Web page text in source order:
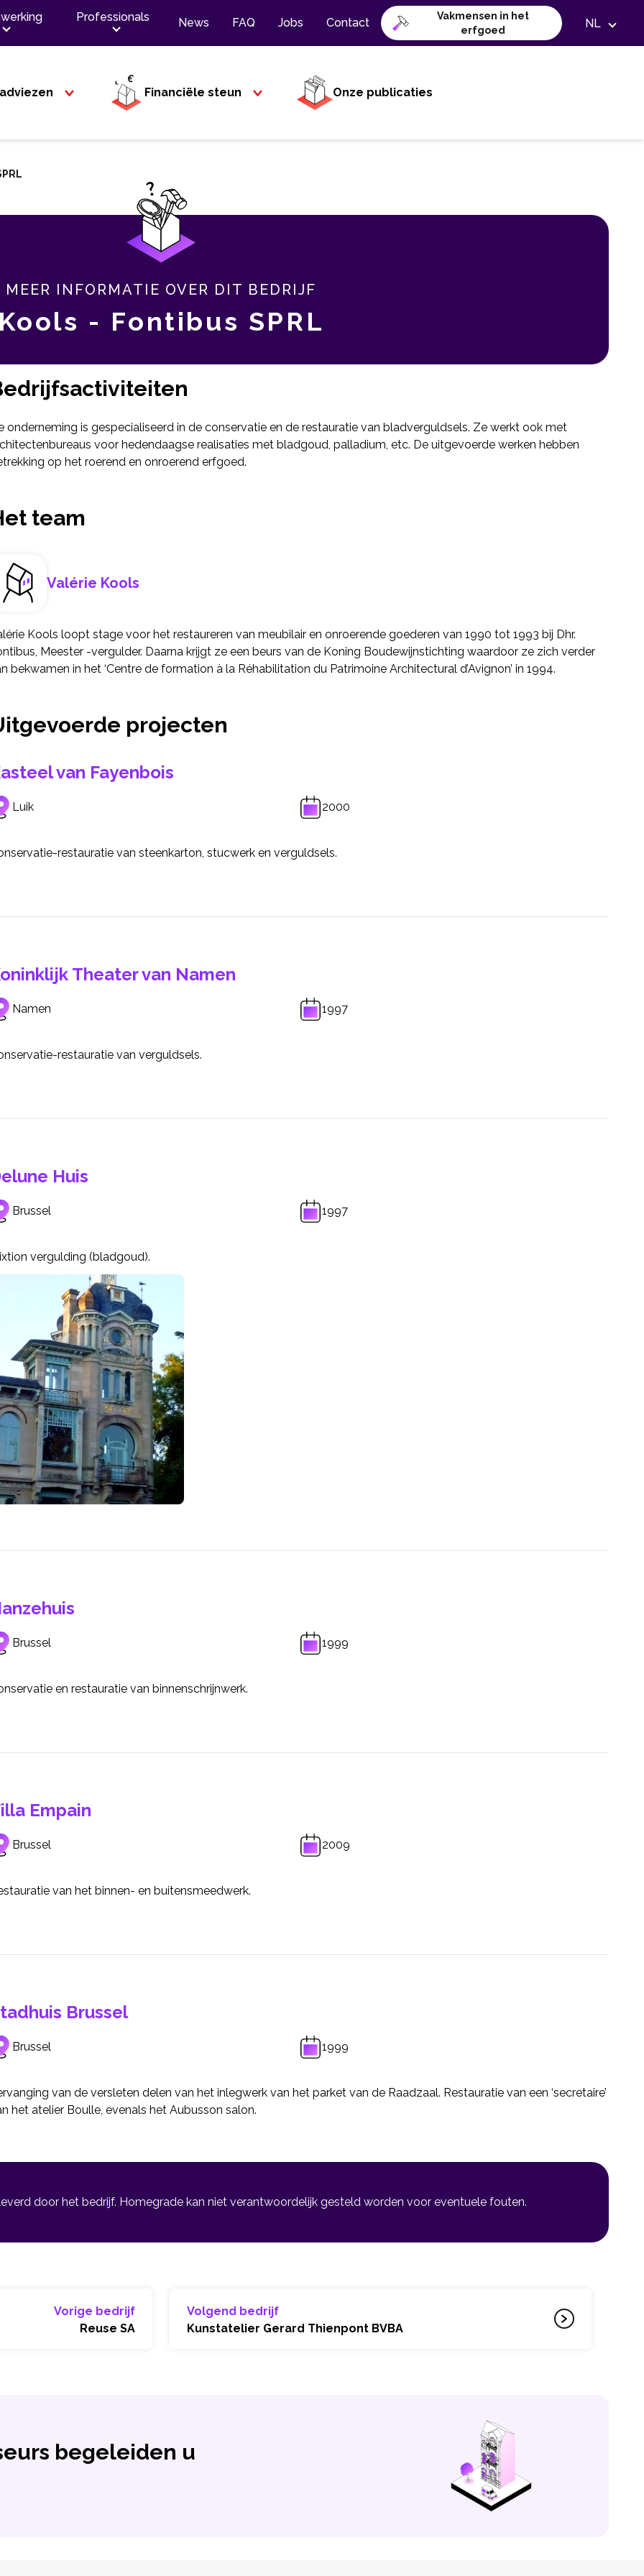
Professionals News FAQ Jobs Contact
Vakmensen in het
erfgoed
NL
Financiële steun Onze publicaties
MEER INFORMATIE OVER DIT BEDRIJF
- Fontibus SPRL
onderneming is gespecialiseerd in de conservatie en de restauratie van bladverguldsels. Ze werkt ook met
voor hedendaagse realisaties met bladgoud, palladium, etc. De uitgevoerde werken hebben
op het roerend en onroerend erfgoed.
team
Valérie Kools
Kools loopt stage voor het restaureren van meubilair en onroerende goederen van 1990 tot 1993 bij Dhr.
Meester -vergulder. Daarna krijgt ze een beurs van de Koning Boudewijnstichting waardoor ze zich verder
bekwamen in het ‘Centre de formation à la Réhabilitation du Patrimoine Architectural d’Avignon’ in 1994.
projecten
van Fayenbois
Luik 2000
restauratie van steenkarton, stucwerk en verguldsels.
Theater van Namen
Namen 1997
restauratie van verguldsels.
Huis
Brussel 1997
vergulding (bladgoud).
Brussel 1999
en restauratie van binnenschrijnwerk.
Empain
Brussel 2009
van het binnen- en buitensmeedwerk.
Brussel
Brussel 1999
van de versleten delen van het inlegwerk van het parket van de Raadzaal. Restauratie van een ‘secretaire’
het atelier Boulle, evenals het Aubusson salon.
door het bedrijf. Homegrade kan niet verantwoordelijk gesteld worden voor eventuele fouten.
Vorige bedrijf
Reuse SA
Volgend bedrijf
Kunstatelier Gerard Thienpont BVBA
begeleiden u